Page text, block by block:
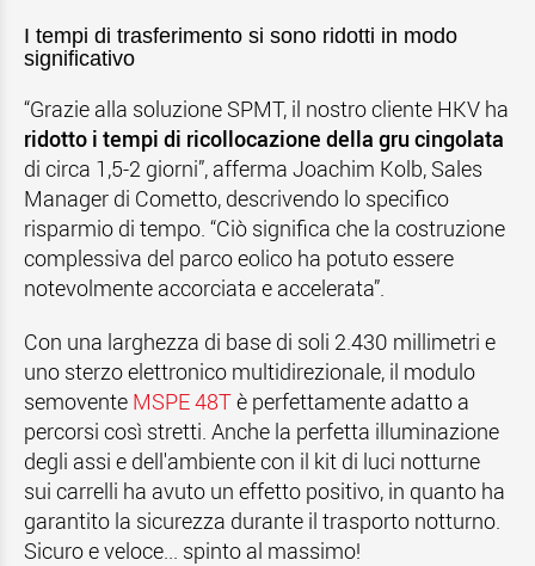
I tempi di trasferimento si sono ridotti in modo
significativo
“Grazie alla soluzione SPMT, il nostro cliente HKV ha
ridotto i tempi di ricollocazione della gru cingolata
di circa 1,5-2 giorni”, afferma Joachim Kolb, Sales
Manager di Cometto, descrivendo lo specifico
risparmio di tempo. “Ciò significa che la costruzione
complessiva del parco eolico ha potuto essere
notevolmente accorciata e accelerata”.
Con una larghezza di base di soli 2.430 millimetri e
uno sterzo elettronico multidirezionale, il modulo
semovente MSPE 48Tè perfettamente adatto a
percorsi così stretti. Anche la perfetta illuminazione
degli assi e dell'ambiente con il kit di luci notturne
sui carrelli ha avuto un effetto positivo, in quanto ha
garantito la sicurezza durante il trasporto notturno.
Sicuro e veloce... spinto al massimo!